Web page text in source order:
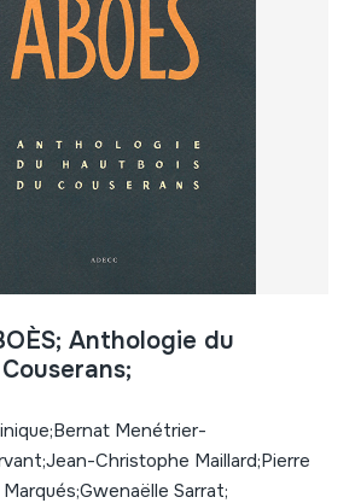
Anthologie du
Menétrier-
Christophe Maillard;Pierre
Sarrat;